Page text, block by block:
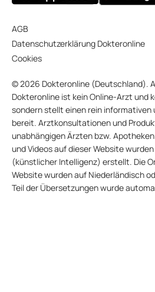
AGB
Datenschutzerklärung Dokteronline
Cookies
© 2026 Dokteronline (Deutschland).
Dokteronline ist kein Online-Arzt und
sondern stellt einen rein informativen
bereit. Arztkonsultationen und
unabhängigen Ärzten bzw.
und Videos auf dieser Website
(künstlicher Intelligenz) erstellt. Die
Website wurden auf Niederländisch
Teil der Übersetzungen wurde